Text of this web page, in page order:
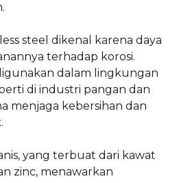
steel dikenal karena daya
terhadap korosi.
dalam lingkungan
di industri pangan dan
menjaga kebersihan dan
yang terbuat dari kawat
zinc, menawarkan